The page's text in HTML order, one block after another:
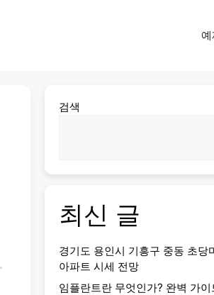
예
검색
최신 글
경기도 용인시 기흥구 중동 초당
아파트 시세 전망
임플란트란 무엇인가? 완벽 가